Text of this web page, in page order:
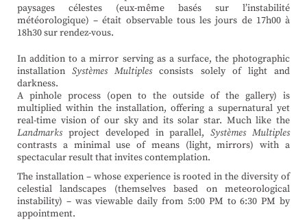
paysages célestes (eux-même basés sur l’instabilité
météorologique) – était observable tous les jours de 17h00 à
18h30 sur rendez-vous.
In addition to a mirror serving as a surface, the photographic
installationSystèmes Multiplesconsists solely of light and
darkness.
A pinhole process (open to the outside of the gallery) is
multiplied within the installation, offering a supernatural yet
real-time vision of our sky and its solar star. Much like the
Landmarksproject developed in parallel,Systèmes Multiples
contrasts a minimal use of means (light, mirrors) with a
spectacular result that invites contemplation.
The installation – whose experience is rooted in the diversity of
celestial landscapes (themselves based on meteorological
instability) – was viewable daily from 5:00 PM to 6:30 PM by
appointment.